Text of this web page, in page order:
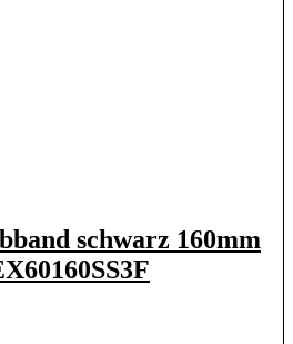
schwarz 160mm